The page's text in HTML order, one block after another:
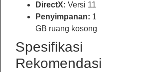
DirectX: Versi 11
Penyimpanan: 1
GB ruang kosong
Spesifikasi
Rekomendasi